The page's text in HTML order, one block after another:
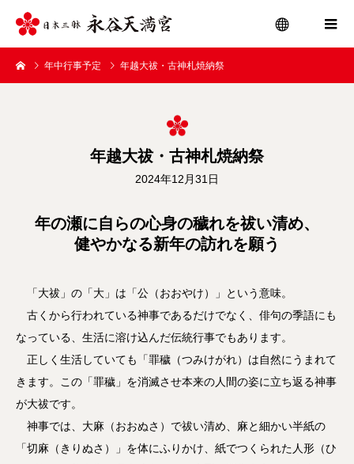
年中行事予定 年越大祓・古神札焼納祭
年越大祓・古神札焼納祭
2024年12月31日
年の瀬に自らの心身の穢れを祓い清め、
健やかなる新年の訪れを願う
「大祓」の「大」は「公（おおやけ）」という意味。
古くから行われている神事であるだけでなく、俳句の季語にも
なっている、生活に溶け込んだ伝統行事でもあります。
正しく生活していても「罪穢（つみけがれ）は自然にうまれて
きます。この「罪穢」を消滅させ本来の人間の姿に立ち返る神事
が大祓です。
神事では、大麻（おおぬさ）で祓い清め、麻と細かい半紙の
「切麻（きりぬさ）」を体にふりかけ、紙でつくられた人形（ひ